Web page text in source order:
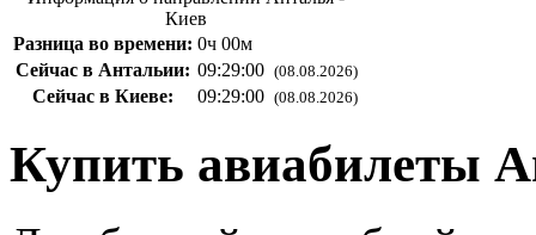
Киев
Разница во времени: 0ч 00м
Сейчас в Антальии: 09:29:01 (08.08.2026)
Сейчас в Киеве: 09:29:01 (08.08.2026)
Купить авиабилеты